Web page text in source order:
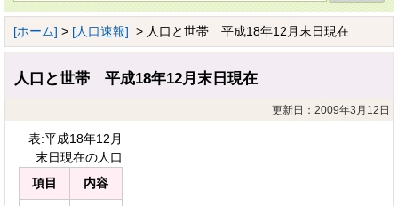
[ホーム] > [人口速報] > 人口と世帯 平成18年12月末日現在
人口と世帯 平成18年12月末日現在
更新日：2009年3月12日
表:平成18年12月
末日現在の人口
項目
内容